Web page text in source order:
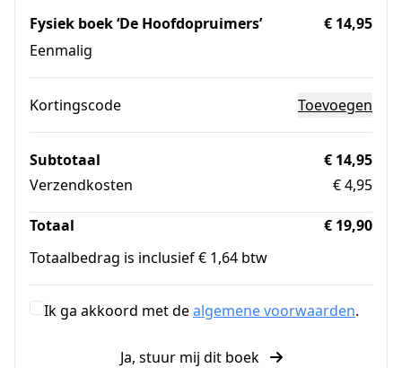
Fysiek boek ‘De Hoofdopruimers’
Eenmalig
€ 14,95
Kortingscode Toevoegen
Subtotaal
€ 14,95
Verzendkosten
€ 4,95
Totaal
€ 19,90
Totaalbedrag is inclusief € 1,64 btw
Ik ga akkoord met dealgemene voorwaarden.
Ja, stuur mij dit boek